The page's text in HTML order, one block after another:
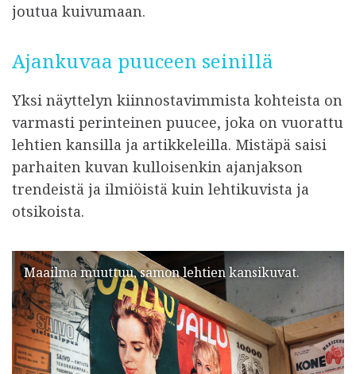
joutua kuivumaan.
Ajankuvaa puuceen seinillä
Yksi näyttelyn kiinnostavimmista kohteista on
varmasti perinteinen puucee, joka on vuorattu
lehtien kansilla ja artikkeleilla. Mistäpä saisi
parhaiten kuvan kulloisenkin ajanjakson
trendeistä ja ilmiöistä kuin lehtikuvista ja
otsikoista.
Maailma muuttuu, samon lehtien kansikuvat.